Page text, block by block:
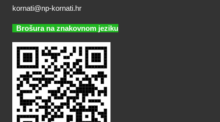
kornati@np-kornati.hr
Brošura na znakovnom jeziku